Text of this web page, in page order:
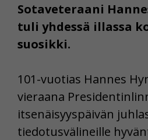
Sotaveteraani
tuli yhdessä illassa
suosikki.
101-vuotias Hannes
vieraana
itsenäisyyspäivän
tiedotusvälineille